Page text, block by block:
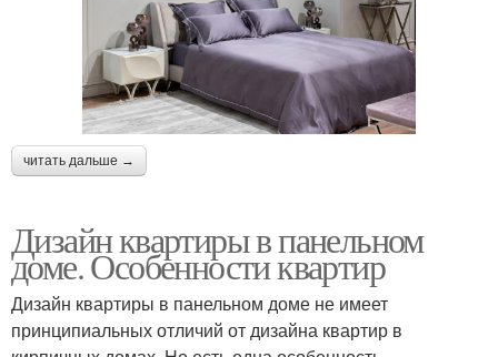
читать дальше →
Дизайн квартиры в панельном
доме. Особенности квартир
Дизайн квартиры в панельном доме не имеет
принципиальных отличий от дизайна квартир в